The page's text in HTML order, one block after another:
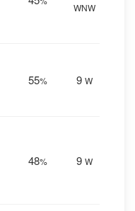
WNW
55% 9 W
48% 9 W